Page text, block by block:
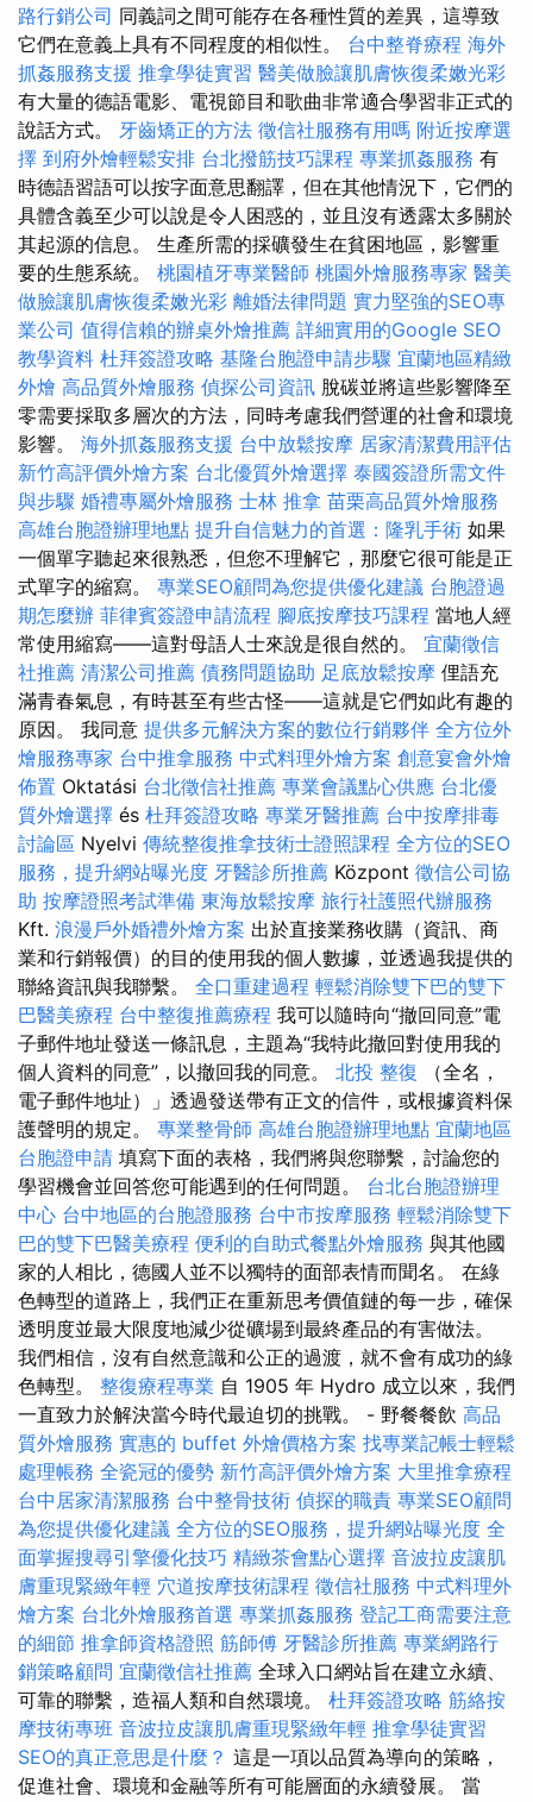
路行銷公司 同義詞之間可能存在各種性質的差異，這導致
它們在意義上具有不同程度的相似性。 台中整脊療程 海外
抓姦服務支援 推拿學徒實習 醫美做臉讓肌膚恢復柔嫩光彩
有大量的德語電影、電視節目和歌曲非常適合學習非正式的
說話方式。 牙齒矯正的方法 徵信社服務有用嗎 附近按摩選
擇 到府外燴輕鬆安排 台北撥筋技巧課程 專業抓姦服務 有
時德語習語可以按字面意思翻譯，但在其他情況下，它們的
具體含義至少可以說是令人困惑的，並且沒有透露太多關於
其起源的信息。 生產所需的採礦發生在貧困地區，影響重
要的生態系統。 桃園植牙專業醫師 桃園外燴服務專家 醫美
做臉讓肌膚恢復柔嫩光彩 離婚法律問題 實力堅強的SEO專
業公司 值得信賴的辦桌外燴推薦 詳細實用的Google SEO
教學資料 杜拜簽證攻略 基隆台胞證申請步驟 宜蘭地區精緻
外燴 高品質外燴服務 偵探公司資訊 脫碳並將這些影響降至
零需要採取多層次的方法，同時考慮我們營運的社會和環境
影響。 海外抓姦服務支援 台中放鬆按摩 居家清潔費用評估
新竹高評價外燴方案 台北優質外燴選擇 泰國簽證所需文件
與步驟 婚禮專屬外燴服務 士林 推拿 苗栗高品質外燴服務
高雄台胞證辦理地點 提升自信魅力的首選：隆乳手術 如果
一個單字聽起來很熟悉，但您不理解它，那麼它很可能是正
式單字的縮寫。 專業SEO顧問為您提供優化建議 台胞證過
期怎麼辦 菲律賓簽證申請流程 腳底按摩技巧課程 當地人經
常使用縮寫——這對母語人士來說是很自然的。 宜蘭徵信
社推薦 清潔公司推薦 債務問題協助 足底放鬆按摩 俚語充
滿青春氣息，有時甚至有些古怪——這就是它們如此有趣的
原因。 我同意 提供多元解決方案的數位行銷夥伴 全方位外
燴服務專家 台中推拿服務 中式料理外燴方案 創意宴會外燴
佈置 Oktatási 台北徵信社推薦 專業會議點心供應 台北優
質外燴選擇 és 杜拜簽證攻略 專業牙醫推薦 台中按摩排毒
討論區 Nyelvi 傳統整復推拿技術士證照課程 全方位的SEO
服務，提升網站曝光度 牙醫診所推薦 Központ 徵信公司協
助 按摩證照考試準備 東海放鬆按摩 旅行社護照代辦服務
Kft. 浪漫戶外婚禮外燴方案 出於直接業務收購（資訊、商
業和行銷報價）的目的使用我的個人數據，並透過我提供的
聯絡資訊與我聯繫。 全口重建過程 輕鬆消除雙下巴的雙下
巴醫美療程 台中整復推薦療程 我可以隨時向“撤回同意”電
子郵件地址發送一條訊息，主題為“我特此撤回對使用我的
個人資料的同意”，以撤回我的同意。 北投 整復 （全名，
電子郵件地址）」透過發送帶有正文的信件，或根據資料保
護聲明的規定。 專業整骨師 高雄台胞證辦理地點 宜蘭地區
台胞證申請 填寫下面的表格，我們將與您聯繫，討論您的
學習機會並回答您可能遇到的任何問題。 台北台胞證辦理
中心 台中地區的台胞證服務 台中市按摩服務 輕鬆消除雙下
巴的雙下巴醫美療程 便利的自助式餐點外燴服務 與其他國
家的人相比，德國人並不以獨特的面部表情而聞名。 在綠
色轉型的道路上，我們正​​在重新思考價值鏈的每一步，確保
透明度並最大限度地減少從礦場到最終產品的有害做法。
我們相信，沒有自然意識和公正的過渡，就不會有成功的綠
色轉型。 整復療程專業 自 1905 年 Hydro 成立以來，我們
一直致力於解決當今時代最迫切的挑戰。 - 野餐餐飲 高品
質外燴服務 實惠的 buffet 外燴價格方案 找專業記帳士輕鬆
處理帳務 全瓷冠的優勢 新竹高評價外燴方案 大里推拿療程
台中居家清潔服務 台中整骨技術 偵探的職責 專業SEO顧問
為您提供優化建議 全方位的SEO服務，提升網站曝光度 全
面掌握搜尋引擎優化技巧 精緻茶會點心選擇 音波拉皮讓肌
膚重現緊緻年輕 穴道按摩技術課程 徵信社服務 中式料理外
燴方案 台北外燴服務首選 專業抓姦服務 登記工商需要注意
的細節 推拿師資格證照 筋師傅 牙醫診所推薦 專業網路行
銷策略顧問 宜蘭徵信社推薦 全球入口網站旨在建立永續、
可靠的聯繫，造福人類和自然環境。 杜拜簽證攻略 筋絡按
摩技術專班 音波拉皮讓肌膚重現緊緻年輕 推拿學徒實習
SEO的真正意思是什麼？ 這是一項以品質為導向的策略，
促進社會、環境和金融等所有可能層面的永續發展。 當